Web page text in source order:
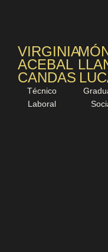
VIRGINIA
ACEBAL
CANDAS
Técnico
Laboral